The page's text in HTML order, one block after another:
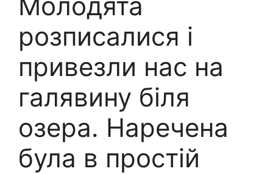
розписалися і
привезли нас на
галявину біля
озера. Наречена
була в простій